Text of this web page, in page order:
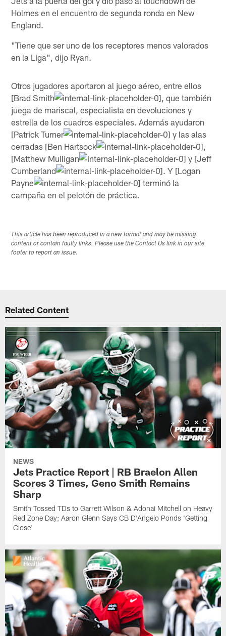
Holmes en el encuentro de segunda ronda en New
England.
"Tiene que ser uno de los receptores menos valorados
en la Liga", dijo Ryan.
Otros jugadores aportaron al juego aéreo, entre ellos
[Brad Smith
, que también
juega de mariscal, especialista en devoluciones y
estrella de los cuadros especiales. Además ayudaron
[Patrick Turner
y las alas
cerradas [Ben Hartsock
[Matthew Mulligan
y [Jeff
Cumberland
. Y [Logan
Payne
terminó la
campaña en el pelotón de práctica.
This article has been reproduced in a new format and may be missing
content or contain faulty links. Please use the Contact Us link in our site
footer to report an issue.
Related Content
NEWS
Jets Practice Report | RB Braelon Allen
Scores 3 Times, Geno Smith Remains
Sharp
Smith Tossed TDs to Garrett Wilson & Adonai Mitchell on Heavy
Red Zone Day; Aaron Glenn Says CB D'Angelo Ponds 'Getting
Close'